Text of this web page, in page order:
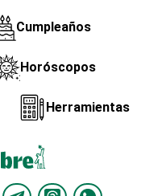
Cumpleaños
Horóscopos
Herramientas